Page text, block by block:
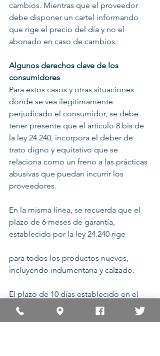
cambios. Mientras que el proveedor
debe disponer un cartel informando
que rige el precio del día y no el
abonado en caso de cambios.
Algunos derechos clave de los
consumidores
Para estos casos y otras situaciones
donde se vea ilegítimamente
perjudicado el consumidor, se debe
tener presente que el artículo 8 bis de
la ley 24.240, incorpora el deber de
trato digno y equitativo que se
relaciona como un freno a las prácticas
abusivas que puedan incurrir los
proveedores.
En la misma línea, se recuerda que el
plazo de 6 meses de garantía,
establecido por la ley 24.240 rige
para todos los productos nuevos,
incluyendo indumentaria y calzado.
El plazo de 10 días establecido en el
artículo 34 de la ley 24.240 faculta al
consumidor a anular la operación con